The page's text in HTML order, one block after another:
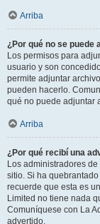
Arriba
¿Por qué no se puede
Los permisos para
usuario y son
permite adjuntar
pueden hacerlo.
qué no puede adjuntar
Arriba
¿Por qué recibí una
Los administradores
sitio. Si ha
recuerde que esta es
Limited no tiene nada
Comuníquese con La
advertido.